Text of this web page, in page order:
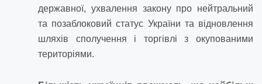
державної, ухвалення закону про нейтральний
та позаблоковий статус України та відновлення
шляхів сполучення і торгівлі з окупованими
територіями.